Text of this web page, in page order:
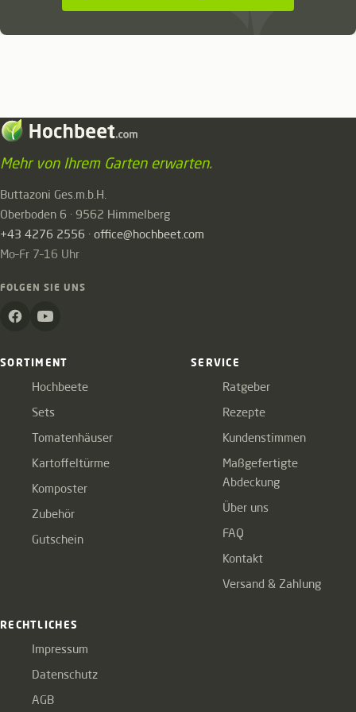
Mehr von Ihrem Garten erwarten.
Buttazoni Ges.m.b.H.
Oberboden 6 · 9562 Himmelberg
+43 4276 2556 · office@hochbeet.com
Mo–Fr 7–16 Uhr
FOLGEN SIE UNS
SORTIMENT
Hochbeete
Sets
Tomatenhäuser
Kartoffeltürme
Komposter
Zubehör
Gutschein
SERVICE
Ratgeber
Rezepte
Kundenstimmen
Maßgefertigte
Abdeckung
Über uns
FAQ
Kontakt
Versand & Zahlung
RECHTLICHES
Impressum
Datenschutz
AGB